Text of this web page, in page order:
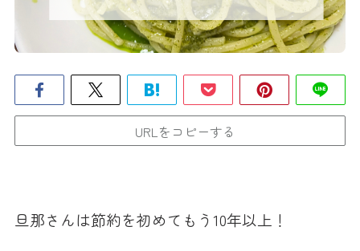
URLをコピーする
旦那さんは節約を初めてもう10年以上！